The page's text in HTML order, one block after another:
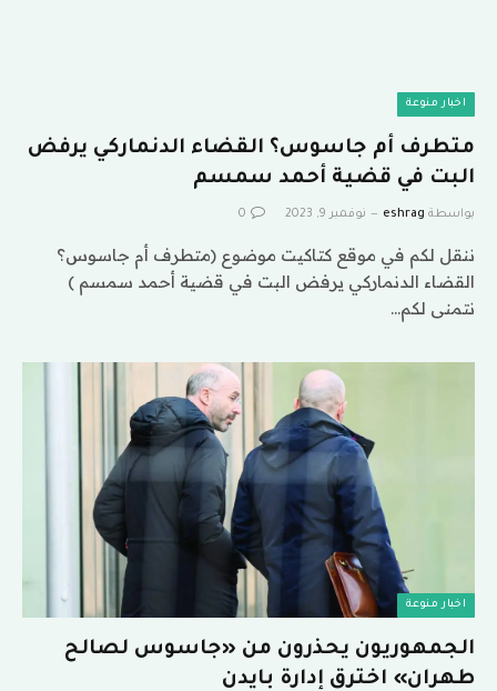
اخبار منوعة
متطرف أم جاسوس؟ القضاء الدنماركي يرفض
البت في قضية أحمد سمسم
بواسطة eshrag نوفمبر 9, 2023 0
ننقل لكم في موقع كتاكيت موضوع (متطرف أم جاسوس؟
القضاء الدنماركي يرفض البت في قضية أحمد سمسم )
نتمنى لكم…
اخبار منوعة
الجمهوريون يحذرون من «جاسوس لصالح
طهران» اخترق إدارة بايدن